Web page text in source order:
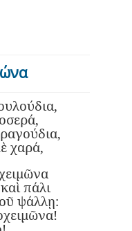
χαρά,
πάλι
ψάλλῃ: